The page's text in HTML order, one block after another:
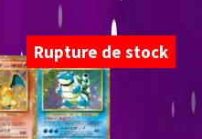
Rupture de stock